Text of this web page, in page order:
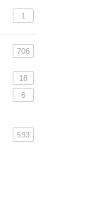
1
706
18
6
593